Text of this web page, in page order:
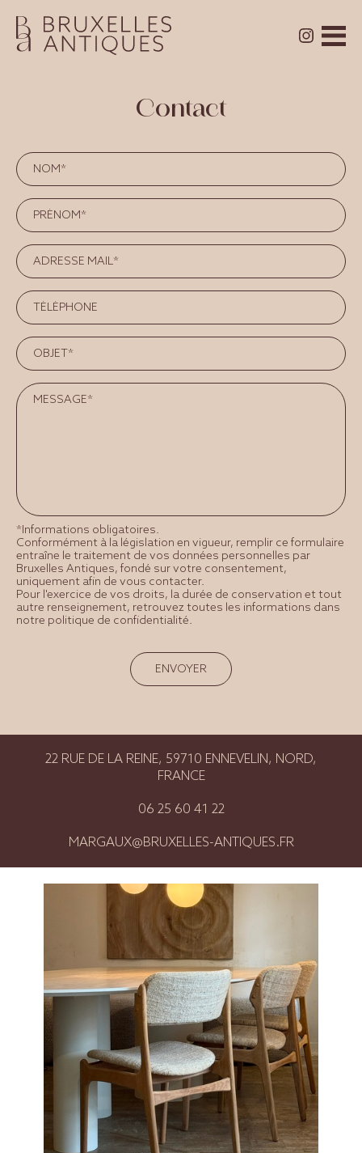
Contact
*Informations obligatoires.
Conformément à la législation en vigueur, remplir ce formulaire
entraîne le traitement de vos données personnelles par
Bruxelles Antiques, fondé sur votre consentement,
uniquement afin de vous contacter.
Pour l'exercice de vos droits, la durée de conservation et tout
autre renseignement, retrouvez toutes les informations dans
notre politique de confidentialité.
ENVOYER
22 RUE DE LA REINE, 59710 ENNEVELIN, NORD,
FRANCE
06 25 60 41 22
MARGAUX@BRUXELLES-ANTIQUES.FR